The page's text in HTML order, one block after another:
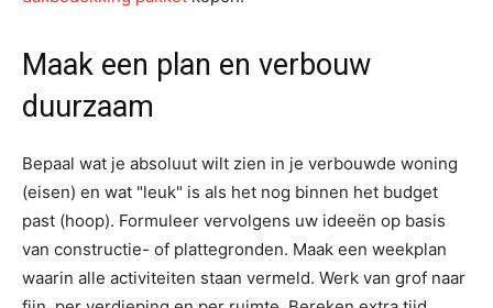
Maak een plan en verbouw
duurzaam
Bepaal wat je absoluut wilt zien in je verbouwde woning
(eisen) en wat "leuk" is als het nog binnen het budget
past (hoop). Formuleer vervolgens uw ideeën op basis
van constructie- of plattegronden. Maak een weekplan
waarin alle activiteiten staan ​​vermeld. Werk van grof naar